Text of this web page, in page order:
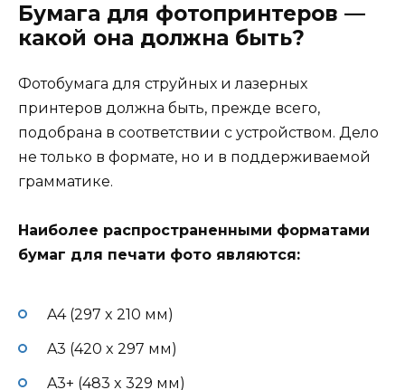
Бумага для фотопринтеров —
какой она должна быть?
Фотобумага для струйных и лазерных
принтеров должна быть, прежде всего,
подобрана в соответствии с устройством. Дело
не только в формате, но и в поддерживаемой
грамматике.
Наиболее распространенными форматами
бумаг для печати фото являются:
A4 (297 x 210 мм)
A3 (420 x 297 мм)
A3+ (483 x 329 мм)